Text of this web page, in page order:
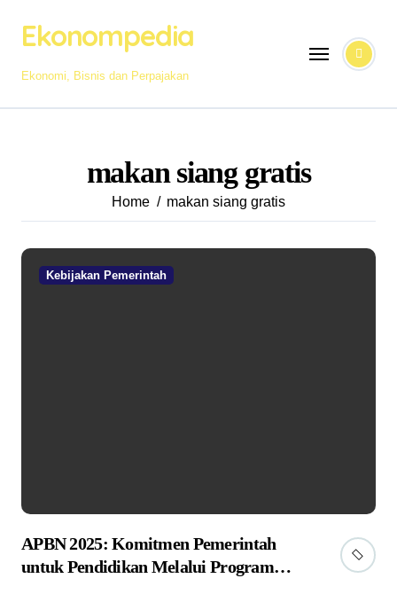
contentEkonompedia
Ekonomi, Bisnis dan Perpajakan
makan siang gratis
Home makan siang gratis
Kebijakan Pemerintah
APBN 2025: Komitmen Pemerintah
untuk Pendidikan Melalui Program